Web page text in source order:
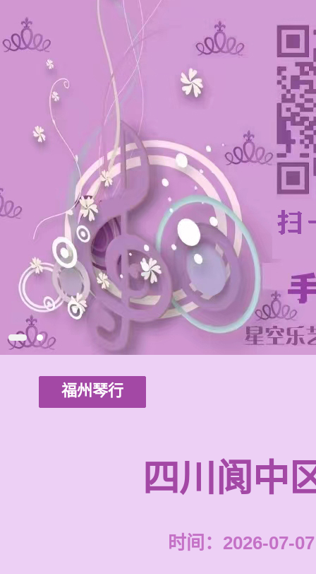
福州琴行
四川阆中
时间：2026-07-